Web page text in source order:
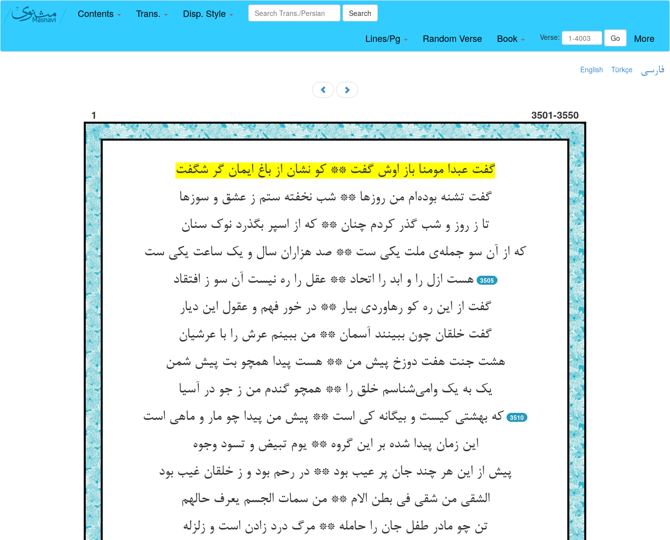
Contents Trans. Disp. Style Search
Lines/Pg Random Verse Book Verse: Go More
English Türkçe فارسی
1 3501-3550
گفت عبدا مومنا باز اوش گفت ** کو نشان از باغ ایمان گر شگفت‌‌
گفت تشنه بوده‌‌ام من روزها ** شب نخفته ستم ز عشق و سوزها
هست ازل را و ابد را اتحاد ** عقل را ره نیست آن سو ز افتقاد
3505
گفت از این ره کو رهاوردی بیار ** در خور فهم و عقول این دیار
هشت جنت هفت دوزخ پیش من ** هست پیدا همچو بت پیش شمن‌‌
یک به یک وامی‌‌شناسم خلق را ** همچو گندم من ز جو در آسیا
3510
این زمان پیدا شده بر این گروه ** یوم تبیض و تسود وجوه‌‌
پیش از این هر چند جان پر عیب بود ** در رحم بود و ز خلقان غیب بود
الشقی من شقی فی بطن الام ** من سمات الجسم یعرف حالهم‌‌